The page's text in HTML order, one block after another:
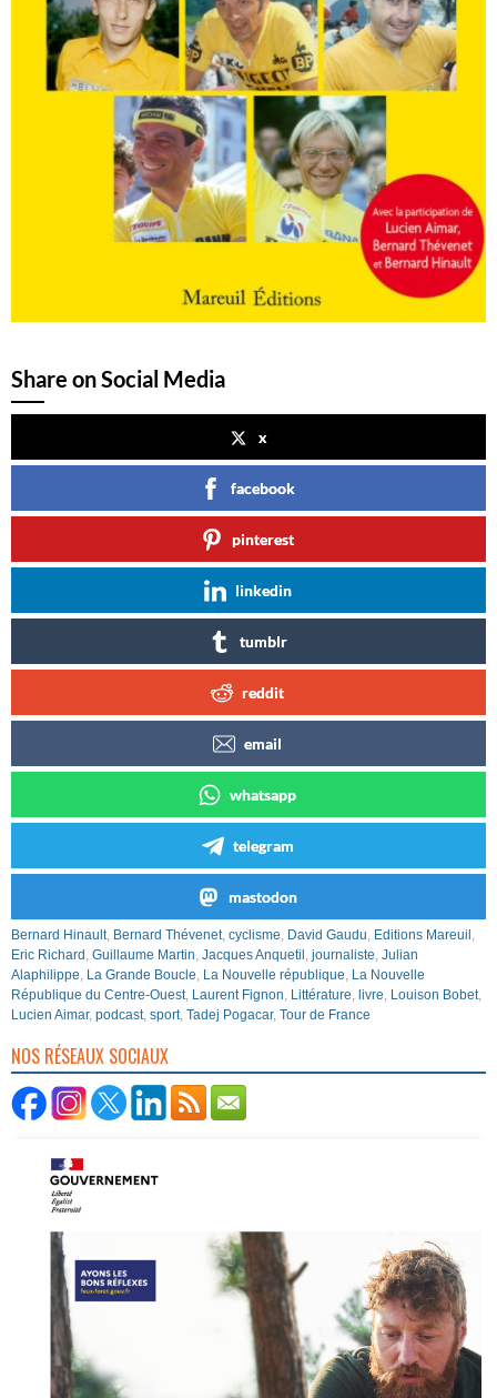
Share on Social Media
x
facebook
pinterest
linkedin
tumblr
reddit
email
whatsapp
telegram
mastodon
Bernard Hinault, Bernard Thévenet, cyclisme, David Gaudu, Editions Mareuil ,
Eric Richard , Guillaume Martin, Jacques Anquetil , journaliste, Julian
Alaphilippe, La Grande Boucle, La Nouvelle république, La Nouvelle
République du Centre-Ouest, Laurent Fignon, Littérature, livre, Louison Bobet,
Lucien Aimar, podcast, sport, Tadej Pogacar, Tour de France
NOS RÉSEAUX SOCIAUX